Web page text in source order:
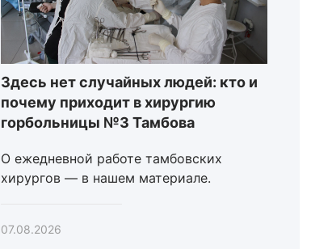
Здесь нет случайных людей: кто и
почему приходит в хирургию
горбольницы №3 Тамбова
О ежедневной работе тамбовских
хирургов — в нашем материале.
07.08.2026